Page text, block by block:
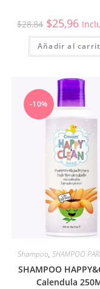
$28,84 $25,96
Añadir al
-10%
Shampoo,SHAMPOO
SHAMPOO
Calendula